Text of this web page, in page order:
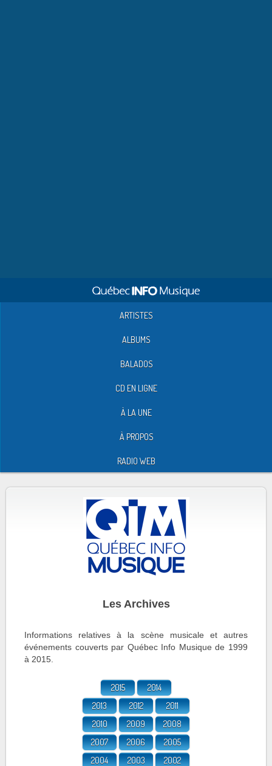
ARTISTES
ALBUMS
BALADOS
CD EN LIGNE
À LA UNE
À PROPOS
RADIO WEB
Les Archives
Informations relatives à la scène musicale et autres
événements couverts par Québec Info Musique de 1999
à 2015.
2015
2014
2013
2012
2011
2010
2009
2008
2007
2006
2005
2004
2003
2002